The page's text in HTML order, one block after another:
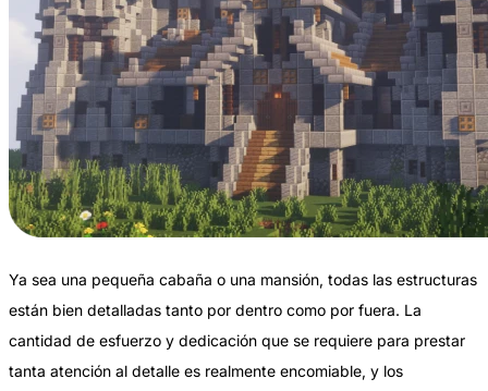
Ya sea una pequeña cabaña o una mansión, todas las estructuras
están bien detalladas tanto por dentro como por fuera. La
cantidad de esfuerzo y dedicación que se requiere para prestar
tanta atención al detalle es realmente encomiable, y los